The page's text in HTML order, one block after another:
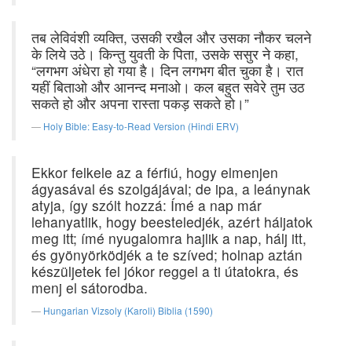
तब लेविवंशी व्यक्ति, उसकी रखैल और उसका नौकर चलने
के लिये उठे। किन्तु युवती के पिता, उसके ससुर ने कहा,
“लगभग अंधेरा हो गया है। दिन लगभग बीत चुका है। रात
यहीं बिताओ और आनन्द मनाओ। कल बहुत सवेरे तुम उठ
सकते हो और अपना रास्ता पकड़ सकते हो।”
Holy Bible: Easy-to-Read Version (Hindi ERV)
Ekkor felkele az a férfiú, hogy elmenjen
ágyasával és szolgájával; de ipa, a leánynak
atyja, így szólt hozzá: Ímé a nap már
lehanyatlik, hogy beesteledjék, azért háljatok
meg itt; ímé nyugalomra hajlik a nap, hálj itt,
és gyönyörködjék a te szíved; holnap aztán
készüljetek fel jókor reggel a ti útatokra, és
menj el sátorodba.
Hungarian Vizsoly (Karoli) Biblia (1590)